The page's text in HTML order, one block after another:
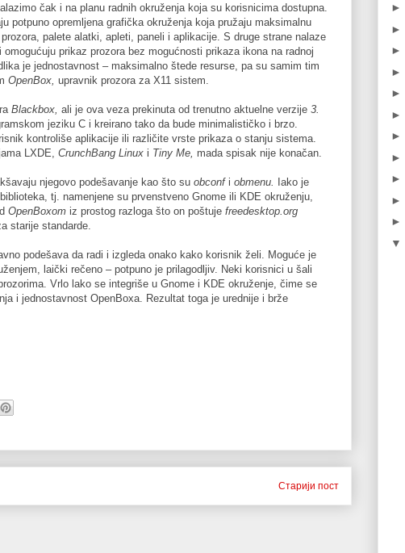
čak i na planu radnih okruženja koja su korisnicima dostupna.
potpuno opremljena grafička okruženja koja pružaju maksimalnu
palete alatki, apleti, paneli i aplikacije. S druge strane nalaze
omogućuju prikaz prozora bez mogućnosti prikaza ikona na radnoj
je jednostavnost – maksimalno štede resurse, pa su samim tim
OpenBox, upravnik prozora za X11 sistem.
Blackbox, ali je ova veza prekinuta od trenutno aktuelne verzije 3.
jeziku C i kreirano tako da bude minimalističko i brzo.
kontroliše aplikacije ili različite vrste prikaza o stanju sistema.
LXDE, CrunchBang Linux i Tiny Me, mada spisak nije konačan.
njegovo podešavanje kao što su obconfi obmenu.
Iako je
biblioteka, tj. namenjene su prvenstveno Gnome ili KDE okruženju,
OpenBoxom iz prostog razloga što on poštuje freedesktop.org
starije standarde.
podešava da radi i izgleda onako kako korisnik želi. Moguće je
laički rečeno – potpuno je prilagodljiv. Neki korisnici u šali
Vrlo lako se integriše u Gnome i KDE okruženje, čime se
i jednostavnost OpenBoxa. Rezultat toga je urednije i brže
Старији пост
►
►
►
►
►
►
►
►
►
►
►
▼